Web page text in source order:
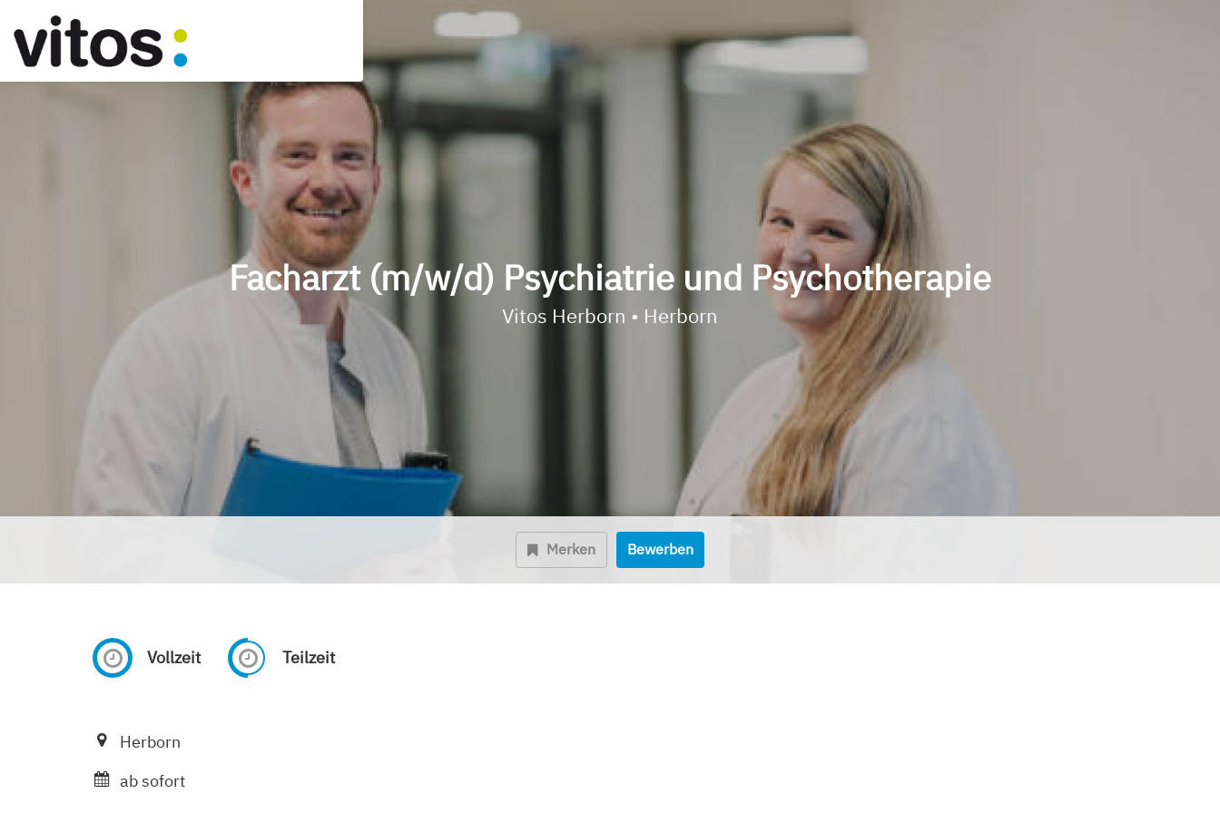
Facharzt (m/w/d) Psychiatrie und Psychotherapie
Vitos Herborn • Herborn
Merken Bewerben
Vollzeit Teilzeit
Herborn
ab sofort